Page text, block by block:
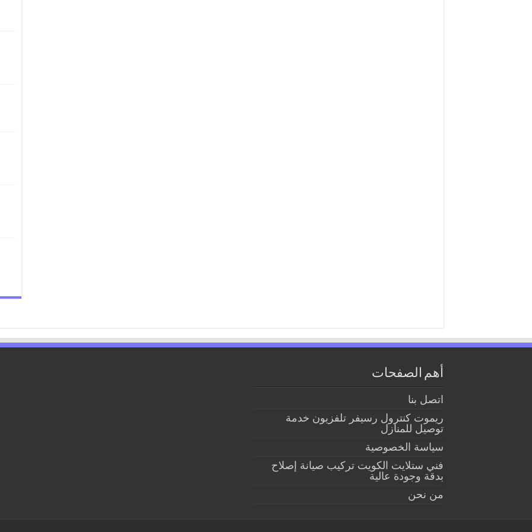
أهم الصفحات
اتصل بنا
ريموت كنترول رسيفر تلفزيون خدمة
توصيل للمنازل
سياسة الخصوصية
فني ستلايت الكويت تركيب صيانة إصلاح
بدقة وجودة عالية
من نحن